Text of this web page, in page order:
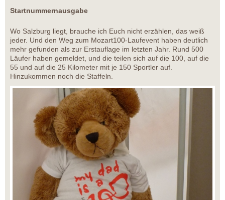
Startnummernausgabe
Wo Salzburg liegt, brauche ich Euch nicht erzählen, das weiß
jeder. Und den Weg zum Mozart100-Laufevent haben deutlich
mehr gefunden als zur Erstauflage im letzten Jahr. Rund 500
Läufer haben gemeldet, und die teilen sich auf die 100, auf die
55 und auf die 25 Kilometer mit je 150 Sportler auf.
Hinzukommen noch die Staffeln.